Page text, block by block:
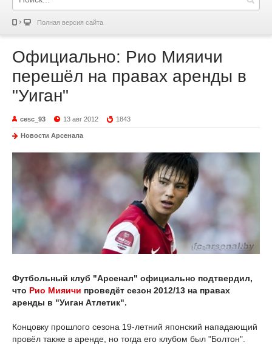
Полная версия сайта
Официально: Рио Мияичи
перешёл на правах аренды в
"Уиган"
cesc_93 13 авг 2012 1843
Новости Арсенала
Футбольный клуб "Арсенал" официально подтвердил,
что Рио Мияичи проведёт сезон 2012/13 на правах
аренды в "Уиган Атлетик".
Концовку прошлого сезона 19-летний японский нападающий
провёл также в аренде, но тогда его клубом был "Болтон".